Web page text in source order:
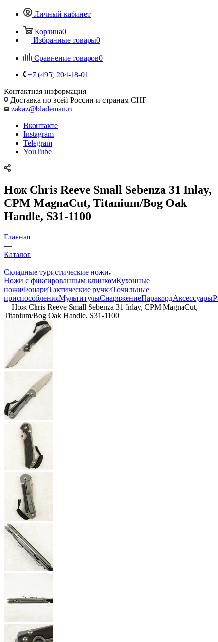
Личный кабинет
Корзина0
Избранные товары0
Сравнение товаров0
+7 (495) 204-18-01
Контактная информация
Доставка по всей России и странам СНГ
zakaz@blademan.ru
Вконтакте
Instagram
Telegram
YouTube
Нож Chris Reeve Small Sebenza 31 Inlay,
CPM MagnaCut, Titanium/Bog Oak
Handle, S31-1100
Главная
—
Каталог
—
Складные туристические ножи
Ножи с фиксированным клинкомКухонные
ножиФонариТактические ручкиТочильные
приспособленияМультитулыСнаряжениеПаракордАксессуары
—Нож Chris Reeve Small Sebenza 31 Inlay, CPM MagnaCut,
Titanium/Bog Oak Handle, S31-1100